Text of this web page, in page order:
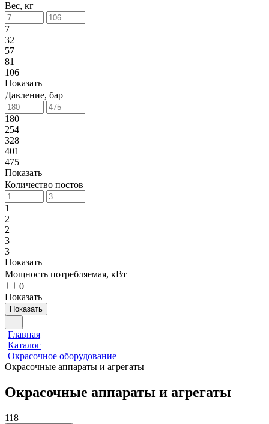
Вес, кг
7
32
57
81
106
Показать
Давление, бар
180
254
328
401
475
Показать
Количество постов
1
2
2
3
3
Показать
Мощность потребляемая, кВт
0
Показать
Показать
Главная
Каталог
Окрасочное оборудование
Окрасочные аппараты и агрегаты
Окрасочные аппараты и агрегаты
118